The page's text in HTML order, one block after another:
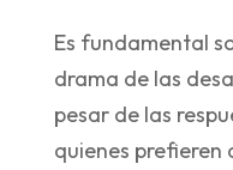
Es fundamental
drama de las
pesar de las
quienes